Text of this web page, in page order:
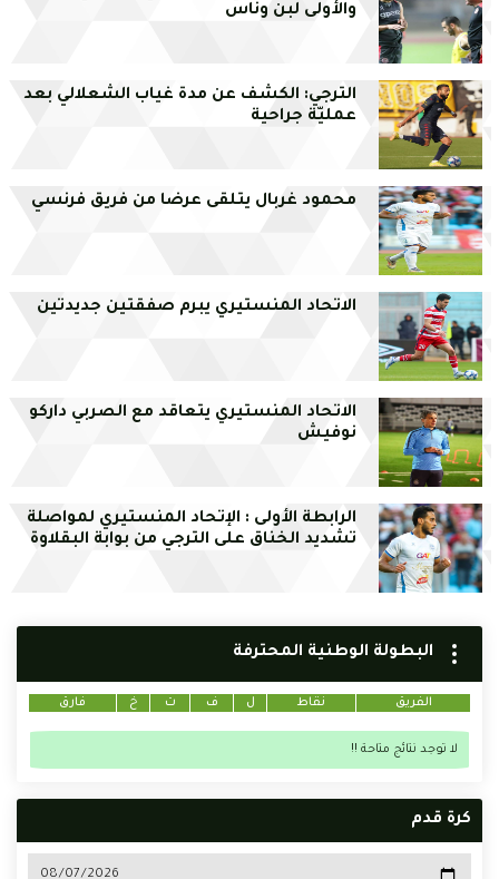
والأولى لبن وناس
الترجي: الكشف عن مدة غياب الشعلالي بعد
عمليّة جراحية
محمود غربال يتلقى عرضا من فريق فرنسي
الاتحاد المنستيري يبرم صفقتين جديدتين
الاتحاد المنستيري يتعاقد مع الصربي داركو
نوفيش
الرابطة الأولى : الإتحاد المنستيري لمواصلة
تشديد الخناق على الترجي من بوابة البقلاوة
البطولة الوطنية المحترفة
الفريق نقاط ل ف ت خ فارق
لا توجد نتائج متاحة !!
كرة قدم